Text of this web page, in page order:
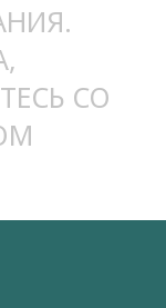
СО